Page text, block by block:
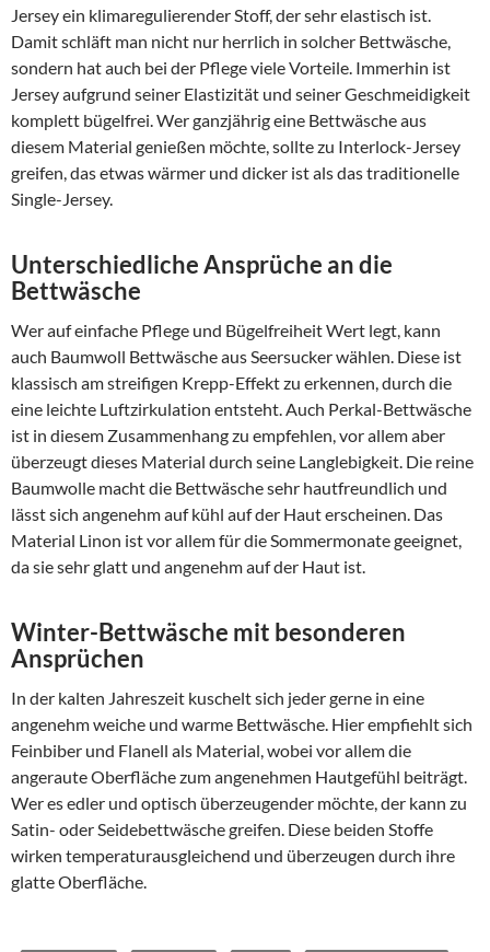
Jersey ein klimaregulierender Stoff, der sehr elastisch ist.
Damit schläft man nicht nur herrlich in solcher Bettwäsche,
sondern hat auch bei der Pflege viele Vorteile. Immerhin ist
Jersey aufgrund seiner Elastizität und seiner Geschmeidigkeit
komplett bügelfrei. Wer ganzjährig eine Bettwäsche aus
diesem Material genießen möchte, sollte zu Interlock-Jersey
greifen, das etwas wärmer und dicker ist als das traditionelle
Single-Jersey.
Unterschiedliche Ansprüche an die
Bettwäsche
Wer auf einfache Pflege und Bügelfreiheit Wert legt, kann
auch Baumwoll Bettwäsche aus Seersucker wählen. Diese ist
klassisch am streifigen Krepp-Effekt zu erkennen, durch die
eine leichte Luftzirkulation entsteht. Auch Perkal-Bettwäsche
ist in diesem Zusammenhang zu empfehlen, vor allem aber
überzeugt dieses Material durch seine Langlebigkeit. Die reine
Baumwolle macht die Bettwäsche sehr hautfreundlich und
lässt sich angenehm auf kühl auf der Haut erscheinen. Das
Material Linon ist vor allem für die Sommermonate geeignet,
da sie sehr glatt und angenehm auf der Haut ist.
Winter-Bettwäsche mit besonderen
Ansprüchen
In der kalten Jahreszeit kuschelt sich jeder gerne in eine
angenehm weiche und warme Bettwäsche. Hier empfiehlt sich
Feinbiber und Flanell als Material, wobei vor allem die
angeraute Oberfläche zum angenehmen Hautgefühl beiträgt.
Wer es edler und optisch überzeugender möchte, der kann zu
Satin- oder Seidebettwäsche greifen. Diese beiden Stoffe
wirken temperaturausgleichend und überzeugen durch ihre
glatte Oberfläche.